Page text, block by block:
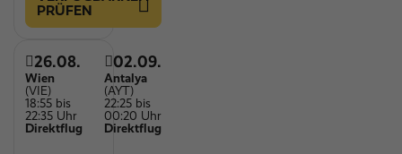
PRÜFEN
26.08.
Wien
(VIE)
18:55 bis
22:35 Uhr
Direktflug
02.09.
Antalya
(AYT)
22:25 bis
00:20 Uhr
Direktflug